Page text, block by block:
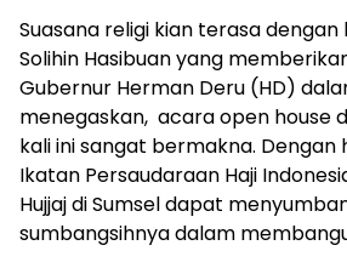
Suasana religi kian terasa dengan
Solihin Hasibuan yang
Gubernur Herman Deru (HD)
menegaskan, acara open house
kali ini sangat bermakna.
Ikatan Persaudaraan Haji
Hujjaj di Sumsel dapat
sumbangsihnya dalam